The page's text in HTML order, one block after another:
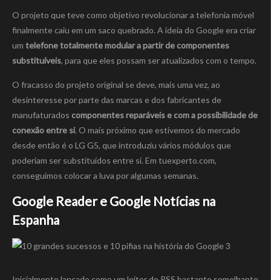
O projeto que teve como objetivo revolucionar a telefonia móvel
finalmente caiu em um saco quebrado. A ideia do Google era criar
um telefone totalmente modular a partir de componentes
substituíveis, para que eles possam ser atualizados com o tempo.
O fracasso do projeto original se deve, mais uma vez, ao
desinteresse por parte das marcas e dos fabricantes de
manufaturados componentes reparáveis ​​e com a possibilidade de
conexão entre si. O mais próximo que estivemos do mercado
desde então é o LG G5, que introduziu vários módulos que
poderiam ser substituídos entre si. Em tuexperto.com,
conseguimos colocar a luva por algumas semanas.
Google Reader e Google Notícias na
Espanha